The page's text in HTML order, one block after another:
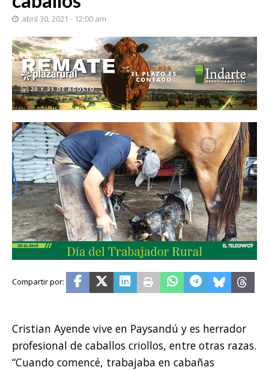
abril 30, 2021 - 12:00 am
Cristian Ayende vive en Paysandú y es herrador
profesional de caballos criollos, entre otras razas.
“Cuando comencé, trabajaba en cabañas